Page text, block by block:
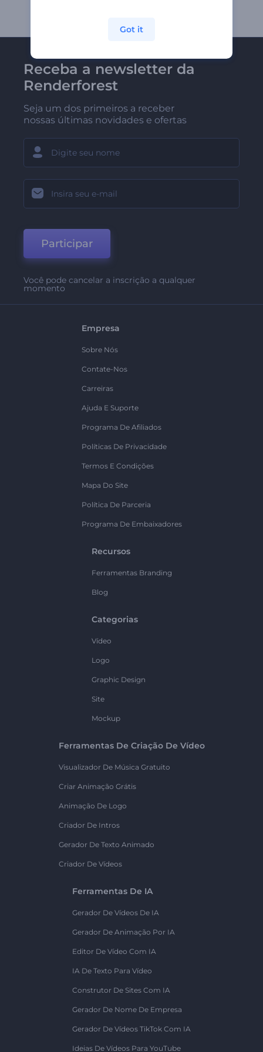
Receba a newsletter da
Renderforest
Seja um dos primeiros a receber
nossas últimas novidades e ofertas
Participar
Você pode cancelar a inscrição a qualquer
momento
Empresa
Sobre Nós
Contate-Nos
Carreiras
Ajuda E Suporte
Programa De Afiliados
Políticas De Privacidade
Termos E Condições
Mapa Do Site
Política De Parceria
Programa De Embaixadores
Recursos
Ferramentas Branding
Blog
Categorias
Vídeo
Logo
Graphic Design
Site
Mockup
Ferramentas De Criação De Vídeo
Visualizador De Música Gratuito
Criar Animação Grátis
Animação De Logo
Criador De Intros
Gerador De Texto Animado
Criador De Vídeos
Ferramentas De IA
Gerador De Vídeos De IA
Gerador De Animação Por IA
Editor De Vídeo Com IA
IA De Texto Para Vídeo
Construtor De Sites Com IA
Gerador De Nome De Empresa
Gerador De Vídeos TikTok Com IA
Ideias De Vídeos Para YouTube
Got it